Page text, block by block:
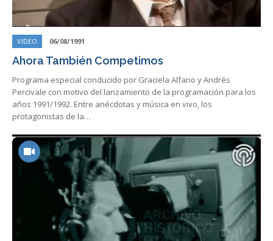
VIDEO 06/08/1991
Ahora También Competimos
Programa especial conducido por Graciela Alfano y Andrés
Percivale con motivo del lanzamiento de la programación para los
años 1991/1992. Entre anécdotas y música en vivo, los
protagonistas de la…